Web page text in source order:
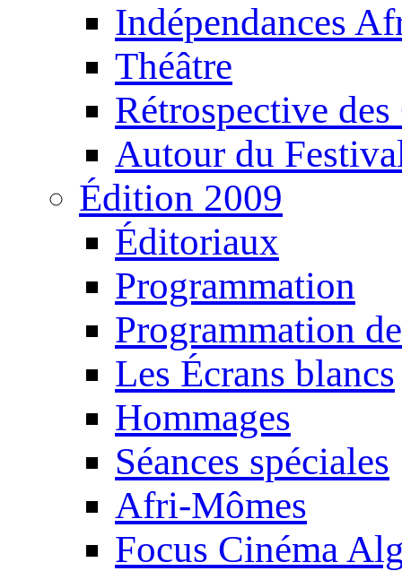
Indépendances
Théâtre
Rétrospective
Autour du
Édition 2009
Éditoriaux
Programmation
Programmation
Les Écrans blancs
Hommages
Séances spéciales
Afri-Mômes
Focus Cinéma